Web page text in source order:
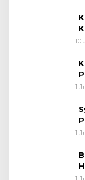
10
1
1